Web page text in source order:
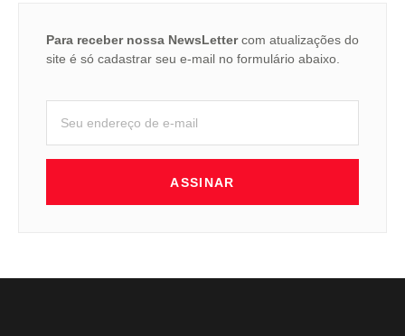
Para receber nossa NewsLettercom atualizações do
site é só cadastrar seu e-mail no formulário abaixo.
ASSINAR